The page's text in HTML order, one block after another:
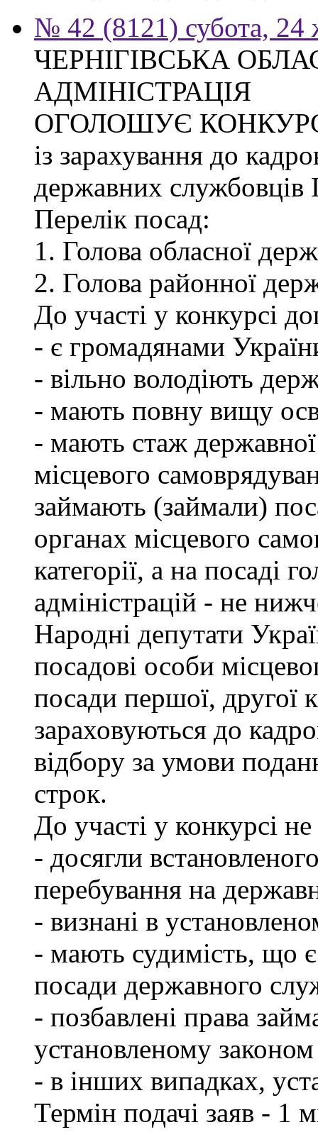
№ 42 (8121) субота, 24
ЧЕРНІГІВСЬКА
АДМІНІСТРАЦІЯ
ОГОЛОШУЄ
із зарахування до
державних службовців
Перелік посад:
1. Голова обласної
2. Голова районної
До участі у конкурсі
- є громадянами
- вільно володіють
- мають повну вищу
- мають стаж
місцевого
займають (займали)
органах місцевого
категорії, а на посаді
адміністрацій - не
Народні депутати
посадові особи
посади першої, другої
зараховуються до
відбору за умови
строк.
До участі у конкурсі
- досягли
перебування на
- визнані в
- мають судимість, що
посади державного
- позбавлені права
установленому
- в інших випадках,
Термін подачі заяв - 1